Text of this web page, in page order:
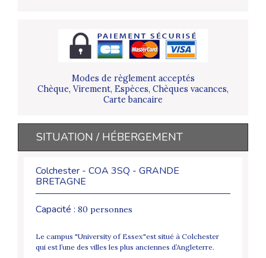
Modes de règlement acceptés
Chèque, Virement, Espèces, Chèques vacances,
Carte bancaire
SITUATION / HÉBERGEMENT
Colchester - COA 3SQ - GRANDE
BRETAGNE
Capacité : 80 personnes
Le campus "University of Essex"est situé à Colchester
qui est l’une des villes les plus anciennes d’Angleterre.